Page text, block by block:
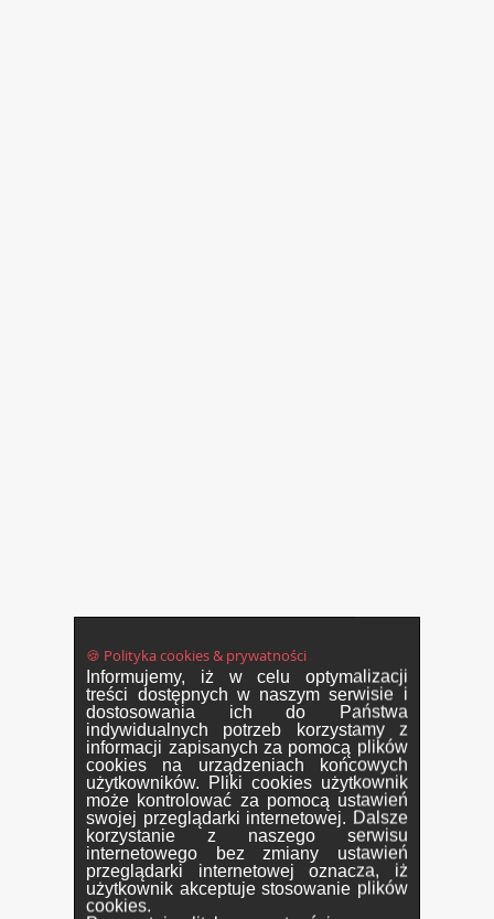
🍪 Polityka cookies & prywatności
Informujemy, iż w celu optymalizacji
treści dostępnych w naszym serwisie i
dostosowania ich do Państwa
indywidualnych potrzeb korzystamy z
informacji zapisanych za pomocą plików
cookies na urządzeniach końcowych
użytkowników. Pliki cookies użytkownik
może kontrolować za pomocą ustawień
swojej przeglądarki internetowej. Dalsze
korzystanie z naszego serwisu
internetowego bez zmiany ustawień
przeglądarki internetowej oznacza, iż
użytkownik akceptuje stosowanie plików
cookies.